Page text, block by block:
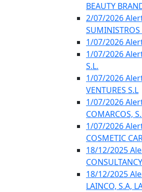
BEAUTY
2/07/2026
SUMINISTROS
1/07/2026
1/07/2026
S.L.
1/07/2026
VENTURES S.L
1/07/2026
COMARCOS,
1/07/2026
COSMETIC
18/12/2025
18/12/2025
LAINCO, S.A,